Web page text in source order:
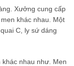
Xưởng cung cấp
khác nhau. Một
C, ly sứ dáng
nhau như. Men